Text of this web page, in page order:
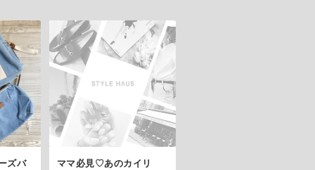
ズバ
ママ必見♡あのカイリ